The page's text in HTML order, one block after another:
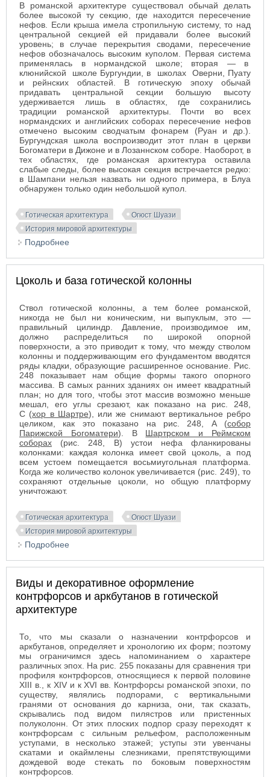
В романской архитектуре существовал обычай делать
более высокой ту секцию, где находится пересечение
нефов. Если крыша имела стропильную систему, то над
центральной секцией ей придавали более высокий
уровень; в случае перекрытия сводами, пересечение
нефов обозначалось высоким куполом. Первая система
применялась в нормандской школе; вторая — в
клюнийской школе Бургундии, в школах Оверни, Пуату
и рейнских областей. В готическую эпоху обычай
придавать центральной секции большую высоту
удерживается лишь в областях, где сохранились
традиции романской архитектуры. Почти во всех
нормандских и английских соборах пересечение нефов
отмечено высоким сводчатым фонарем (Руан и др.).
Бургундская школа воспроизводит этот план в церкви
Богоматери в Дижоне и в Лозаннском соборе. Наоборот, в
тех областях, где романская архитектура оставила
слабые следы, более высокая секция встречается редко:
в Шампани нельзя назвать ни одного примера, в Блуа
обнаружен только один небольшой купол.
Готическая архитектура
Огюст Шуази
История мировой архитектуры
Подробнее
Цоколь и база готической колонны
Ствол готической колонны, а тем более романской,
никогда не был ни коническим, ни выпуклым, это —
правильный цилиндр. Давление, производимое им,
должно распределиться по широкой опорной
поверхности, а это приводит к тому, что между стволом
колонны и поддерживающим его фундаментом вводятся
ряды кладки, образующие расширенное основание. Рис.
248 показывает нам общие формы такого опорного
массива. В самых ранних зданиях он имеет квадратный
план; но для того, чтобы этот массив возможно меньше
мешал, его углы срезают, как показано на рис. 248,
С (хор в Шартре), или же снимают вертикальное ребро
целиком, как это показано на рис. 248, А (собор
Парижской Богоматери). В Шартрском и Реймском
соборах (рис. 248, В) устои нефа фланкированы
колонками: каждая колонка имеет свой цоколь, а под
всем устоем помещается восьмиугольная платформа.
Когда же количество колонок увеличивается (рис. 249), то
сохраняют отдельные цоколи, но общую платформу
уничтожают.
Готическая архитектура
Огюст Шуази
История мировой архитектуры
Подробнее
Виды и декоративное оформление
контрфорсов и аркбутанов в готической
архитектуре
То, что мы сказали о назначении контрфорсов и
аркбутанов, определяет и хронологию их форм; поэтому
мы ограничимся здесь напоминанием о характере
различных эпох. На рис. 255 показаны для сравнения три
профиля контрфорсов, относящиеся к первой половине
XIII в., к XIV и к XVI вв. Контрфорсы романской эпохи, по
существу, являлись подпорами, с вертикальными
гранями от основания до карниза, они, так сказать,
скрывались под видом пилястров или пристенных
полуколонн. От этих плоских подпор сразу переходят к
контрфорсам с сильным рельефом, расположенным
уступами, в несколько этажей; уступы эти увенчаны
скатами и окаймлены слезниками, препятствующими
дождевой воде стекать по боковым поверхностям
контрфорсов.